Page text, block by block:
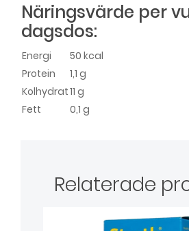
Näringsvärde per
dagsdos:
Energi
50 kcal
Protein
1,1 g
Kolhydrat11 g
Fett
0,1 g
Relaterade